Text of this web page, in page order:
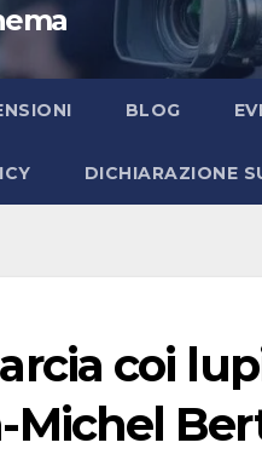
BLOG
DICHIARAZIONE
coi
Michel